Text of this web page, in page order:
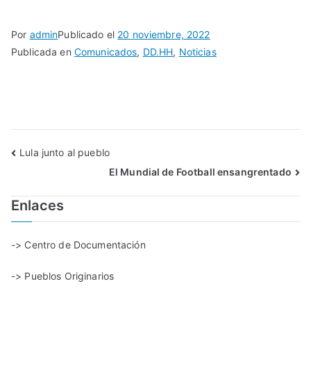
Por adminPublicado el 20 noviembre, 2022
Publicada en Comunicados, DD.HH, Noticias
Lula junto al pueblo
El Mundial de Football ensangrentado
Enlaces
-> Centro de Documentación
-> Pueblos Originarios